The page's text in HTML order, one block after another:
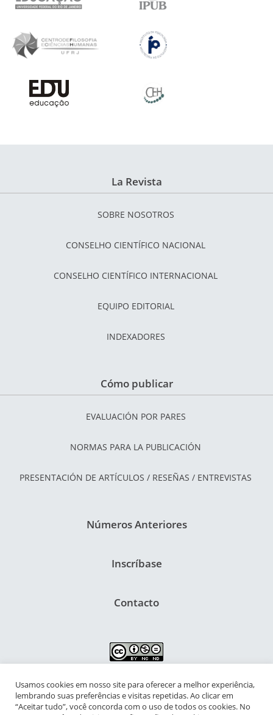
La Revista
SOBRE NOSOTROS
CONSELHO CIENTÍFICO NACIONAL
CONSELHO CIENTÍFICO INTERNACIONAL
EQUIPO EDITORIAL
INDEXADORES
Cómo publicar
EVALUACIÓN POR PARES
NORMAS PARA LA PUBLICACIÓN
PRESENTACIÓN DE ARTÍCULOS / RESEÑAS / ENTREVISTAS
Números Anteriores
Inscríbase
Contacto
NIPIAC – Núcleo Interdisciplinar de Pesquisa para a Infância e
Adolescência Contemporâneas
Usamos cookies em nosso site para oferecer a melhor experiência,
lembrando suas preferências e visitas repetidas. Ao clicar em
“Aceitar tudo”, você concorda com o uso de todos os cookies. No